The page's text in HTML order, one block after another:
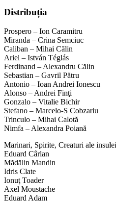
Distribuția
Prospero – Ion Caramitru
Miranda – Crina Semciuc
Caliban – Mihai Călin
Ariel – István Téglás
Ferdinand – Alexandru Călin
Sebastian – Gavril Pătru
Antonio – Ioan Andrei Ionescu
Alonso – Andrei Finţi
Gonzalo – Vitalie Bichir
Stefano – Marcelo-S Cobzariu
Trinculo – Mihai Calotă
Nimfa – Alexandra Poiană
Marinari, Spirite, Creaturi ale
Eduard Cârlan
Mădălin Mandin
Idris Clate
Ionuţ Toader
Axel Moustache
Eduard Adam